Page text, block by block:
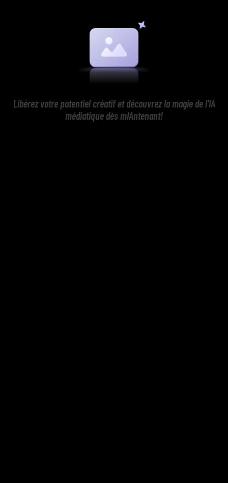
Libérez votre potentiel créatif et découvrez la magie de l'IA
médiatique dès mIAntenant!